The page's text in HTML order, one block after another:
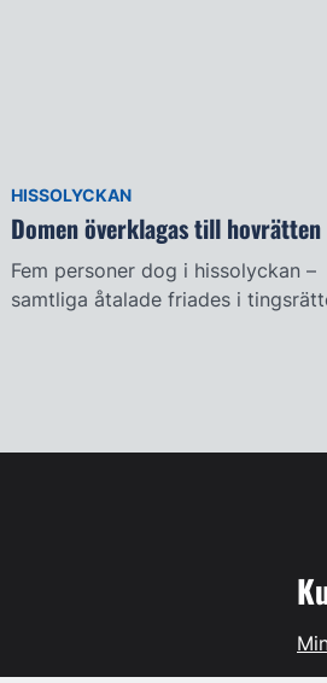
HISSOLYCKAN
Domen överklagas till hovrätten
Fem personer dog i hissolyckan –
samtliga åtalade friades i